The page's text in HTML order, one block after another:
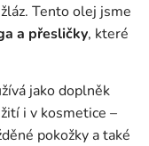
Tento olej jsme
a přesličky, které
jako doplněk
i v kosmetice –
pokožky a také